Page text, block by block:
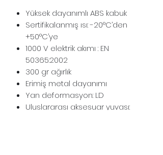
Yüksek dayanımlı ABS kabuk
Sertifikalanmış ısı: -20°C’den
+50°C’ye
1000 V elektrik akımı : EN
50365:2002
300 gr ağırlık
Erimiş metal dayanımı
Yan deformasyon: LD
Uluslararası aksesuar yuvası: